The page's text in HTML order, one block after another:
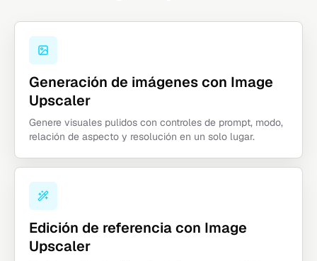
Generación de imágenes con Image
Upscaler
Genere visuales pulidos con controles de prompt, modo,
relación de aspecto y resolución en un solo lugar.
Edición de referencia con Image
Upscaler